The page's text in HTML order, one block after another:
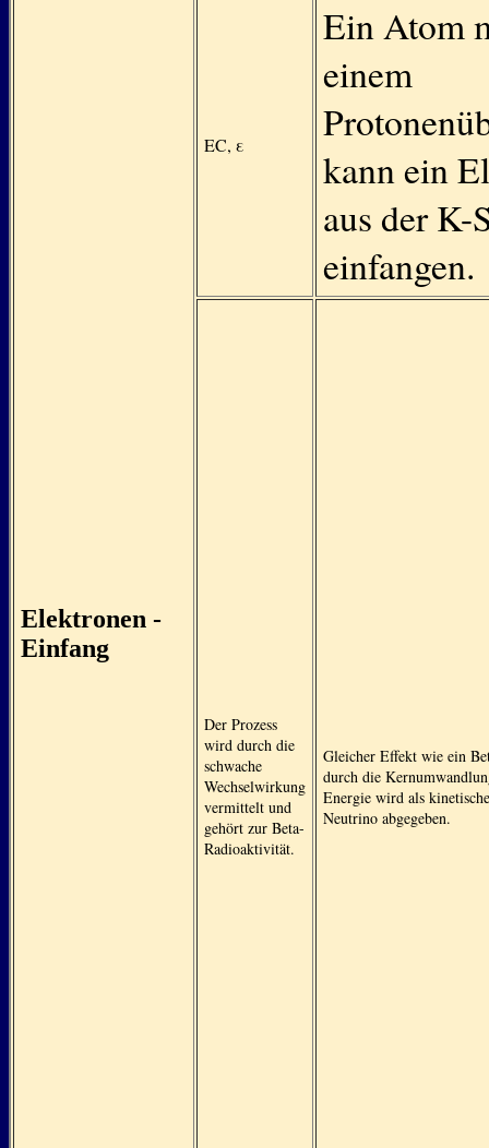
Elektronen -
Einfang
EC, ε
Ein Atom
einem
kann ein
aus der K-
einfangen.
Der Prozess
wird durch die
schwache
Wechselwirkung
vermittelt und
gehört zur Beta-
Radioaktivität.
Gleicher Effekt wie ein
durch die
Energie wird als
Neutrino abgegeben.